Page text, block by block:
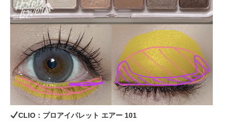
CLIO：プロアイパレット エアー 101